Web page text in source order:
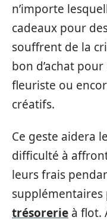
n’importe
cadeaux pour
souffrent de la
bon d’achat
fleuriste ou
créatifs.
Ce geste aidera
difficulté à
leurs frais
trésorerie à flot.